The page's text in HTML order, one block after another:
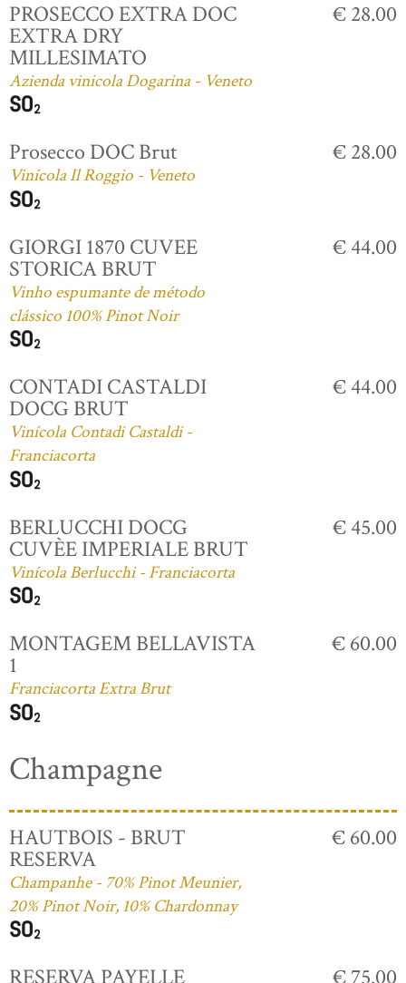
PROSECCO EXTRA DOC
EXTRA DRY
MILLESIMATO
Azienda vinicola Dogarina - Veneto
€ 28.00
Prosecco DOC Brut
Vinícola Il Roggio - Veneto
€ 28.00
GIORGI 1870 CUVEE
STORICA BRUT
Vinho espumante de método
clássico 100% Pinot Noir
€ 44.00
CONTADI CASTALDI
DOCG BRUT
Vinícola Contadi Castaldi -
Franciacorta
€ 44.00
BERLUCCHI DOCG
CUVÈE IMPERIALE BRUT
Vinícola Berlucchi - Franciacorta
€ 45.00
MONTAGEM BELLAVISTA
1
Franciacorta Extra Brut
€ 60.00
Champagne
HAUTBOIS - BRUT
RESERVA
Champanhe - 70% Pinot Meunier,
20% Pinot Noir, 10% Chardonnay
€ 60.00
RESERVA PAYELLE € 75.00